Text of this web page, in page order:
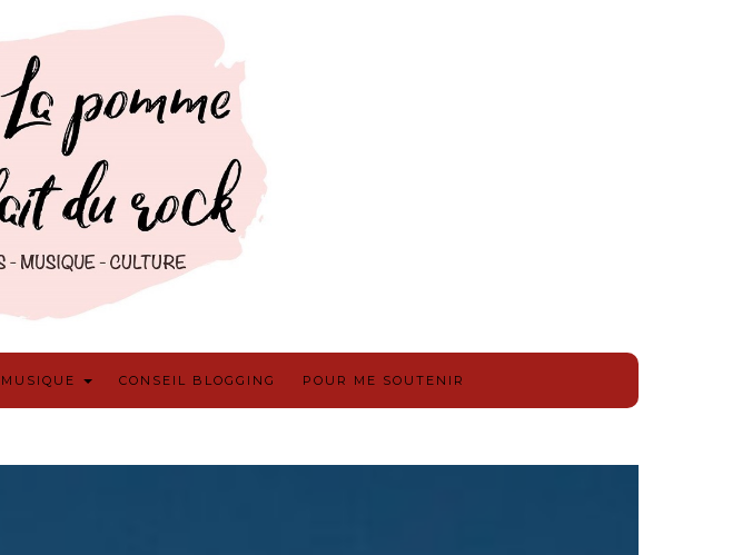
MUSIQUE CONSEIL BLOGGING POUR ME SOUTENIR